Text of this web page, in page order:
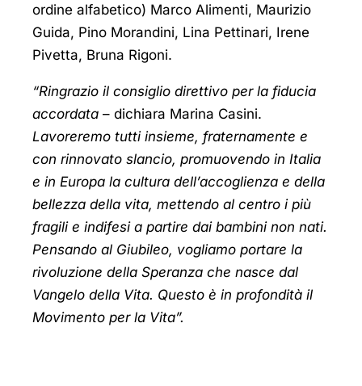
ordine alfabetico) Marco Alimenti, Maurizio
Guida, Pino Morandini, Lina Pettinari, Irene
Pivetta, Bruna Rigoni.
“Ringrazio il consiglio direttivo per la fiducia
accordata – dichiara Marina Casini.
Lavoreremo tutti insieme, fraternamente e
con rinnovato slancio, promuovendo in Italia
e in Europa la cultura dell’accoglienza e della
bellezza della vita, mettendo al centro i più
fragili e indifesi a partire dai bambini non nati.
Pensando al Giubileo, vogliamo portare la
rivoluzione della Speranza che nasce dal
Vangelo della Vita. Questo è in profondità il
Movimento per la Vita”.